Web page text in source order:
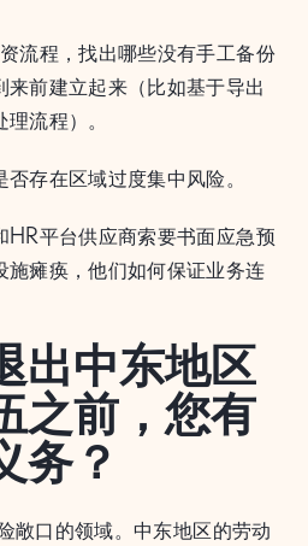
流程，找出哪些没有手工备份
前建立起来（比如基于导出
流程）。
存在区域过度集中风险。
HR平台供应商索要书面应急预
施瘫痪，他们如何保证业务连
出中东地区
之前，您有
务？
敞口的领域。中东地区的劳动